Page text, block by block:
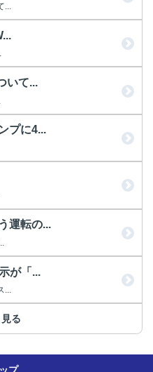
...
いて...
プに4...
運転の...
が「...
...
る